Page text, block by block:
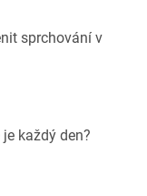
sprchování v
každý den?